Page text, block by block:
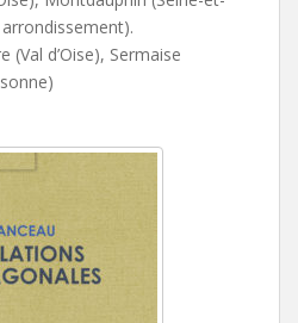
(Val d’Oise), Sermaise